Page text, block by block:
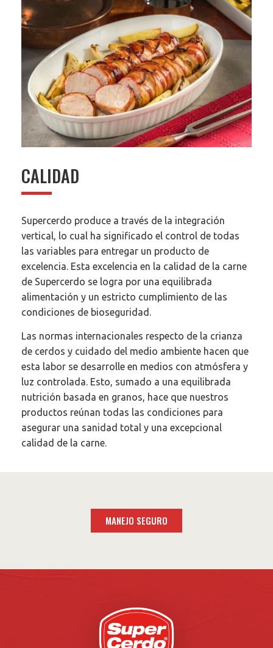
CALIDAD
Supercerdo produce a través de la integración
vertical, lo cual ha significado el control de todas
las variables para entregar un producto de
excelencia. Esta excelencia en la calidad de la carne
de Supercerdo se logra por una equilibrada
alimentación y un estricto cumplimiento de las
condiciones de bioseguridad.
Las normas internacionales respecto de la crianza
de cerdos y cuidado del medio ambiente hacen que
esta labor se desarrolle en medios con atmósfera y
luz controlada. Esto, sumado a una equilibrada
nutrición basada en granos, hace que nuestros
productos reúnan todas las condiciones para
asegurar una sanidad total y una excepcional
calidad de la carne.
MANEJO SEGURO